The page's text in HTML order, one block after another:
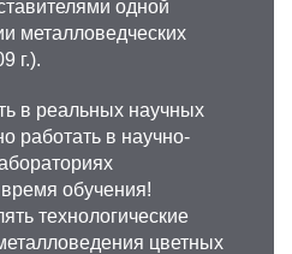
одной
металловедческих
г.).
в реальных научных
работать в научно-
обучения!
технологические
цветных